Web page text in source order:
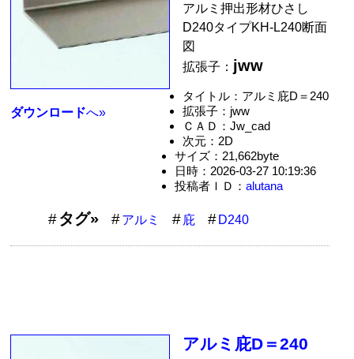
ダウンロードへ»
アルミ押出形材ひさし
D240タイプKH-L240断面
図
拡張子： jww
タイトル：アルミ庇D＝240
拡張子：jww
ＣＡＤ：Jw_cad
次元：2D
サイズ：21,662byte
日時：2026-03-27 10:19:36
投稿者ＩＤ： alutana
タグ» アルミ 庇 D240
アルミ庇D＝240